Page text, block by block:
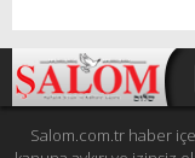
Salom.com.tr haber